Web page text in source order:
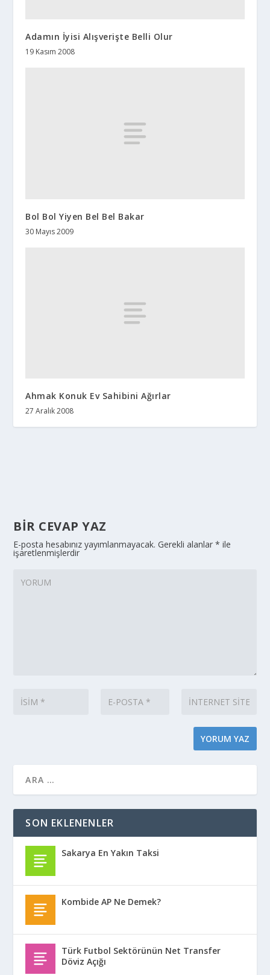
Adamın İyisi Alışverişte Belli Olur
19 Kasım 2008
Bol Bol Yiyen Bel Bel Bakar
30 Mayıs 2009
Ahmak Konuk Ev Sahibini Ağırlar
27 Aralık 2008
BIR CEVAP YAZ
E-posta hesabınız yayımlanmayacak. Gerekli alanlar* ile
işaretlenmişlerdir
SON EKLENENLER
Sakarya En Yakın Taksi
Kombide AP Ne Demek?
Türk Futbol Sektörünün Net Transfer
Döviz Açığı